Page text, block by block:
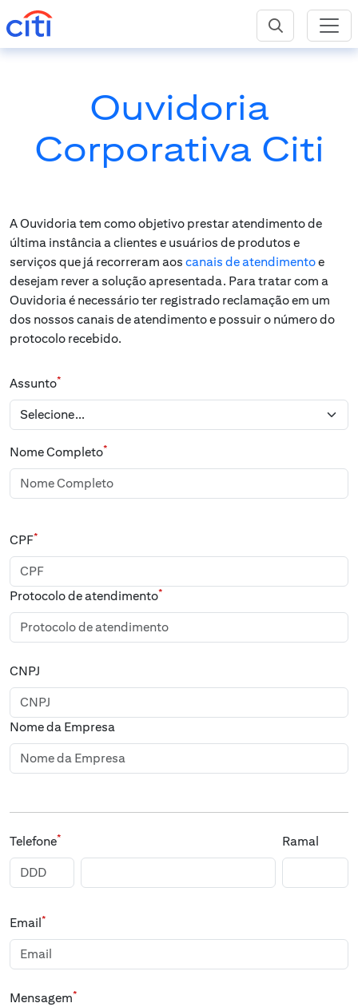
Ouvidoria
Corporativa Citi
A Ouvidoria tem como objetivo prestar atendimento de
última instância a clientes e usuários de produtos e
serviços que já recorreram aos canais de atendimentoe
desejam rever a solução apresentada. Para tratar com a
Ouvidoria é necessário ter registrado reclamação em um
dos nossos canais de atendimento e possuir o número do
protocolo recebido.
Assunto*
Nome Completo*
CPF*
Protocolo de atendimento*
CNPJ
Nome da Empresa
Telefone* Ramal
Email*
Mensagem*